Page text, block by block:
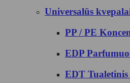
Universalūs
PP / PE
EDP
EDT